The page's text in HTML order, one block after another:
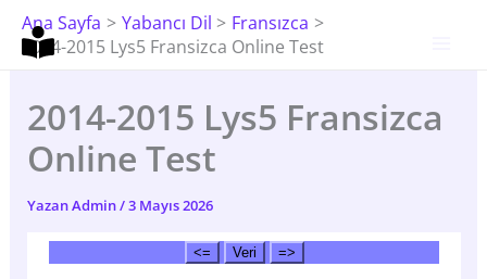
İçeriğe
Atla
Ana Sayfa Yabancı Dil
Fransızca
2014-2015 Lys5 Fransizca Online Test
2014-2015 Lys5 Fransizca
Online Test
YazanAdmin/3 Mayıs 2026